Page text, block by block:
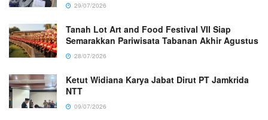
29/07/2026
Tanah Lot Art and Food Festival VII Siap
Semarakkan Pariwisata Tabanan Akhir Agustus
28/07/2026
Ketut Widiana Karya Jabat Dirut PT Jamkrida
NTT
09/07/2026